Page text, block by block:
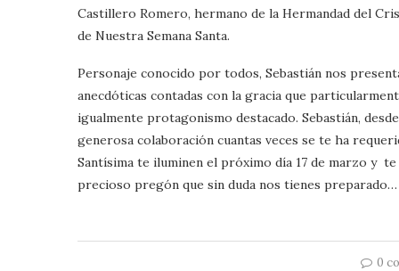
Castillero Romero, hermano de la Hermandad del
de Nuestra Semana Santa.
Personaje conocido por todos, Sebastián nos
anecdóticas contadas con la gracia que
igualmente protagonismo destacado. Sebastián,
generosa colaboración cuantas veces se te ha
Santísima te iluminen el próximo día 17 de marzo y
precioso pregón que sin duda nos tienes preparado…
0